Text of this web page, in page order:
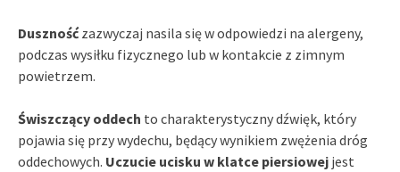
Dusznośćzazwyczaj nasila się w odpowiedzi na alergeny,
podczas wysiłku fizycznego lub w kontakcie z zimnym
powietrzem.
Świszczący oddech to charakterystyczny dźwięk, który
pojawia się przy wydechu, będący wynikiem zwężenia dróg
oddechowych. Uczucie ucisku w klatce piersiowej jest